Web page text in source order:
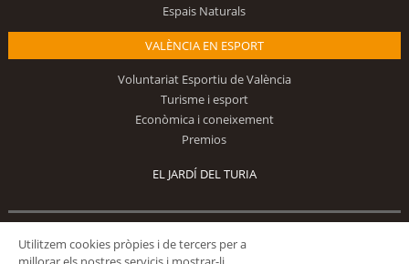
Espais Naturals
VALÈNCIA EN ESPORT
Voluntariat Esportiu de València
Turisme i esport
Econòmica i coneixement
Premios
EL JARDÍ DEL TURIA
Utilitzem cookies pròpies i de tercers per a